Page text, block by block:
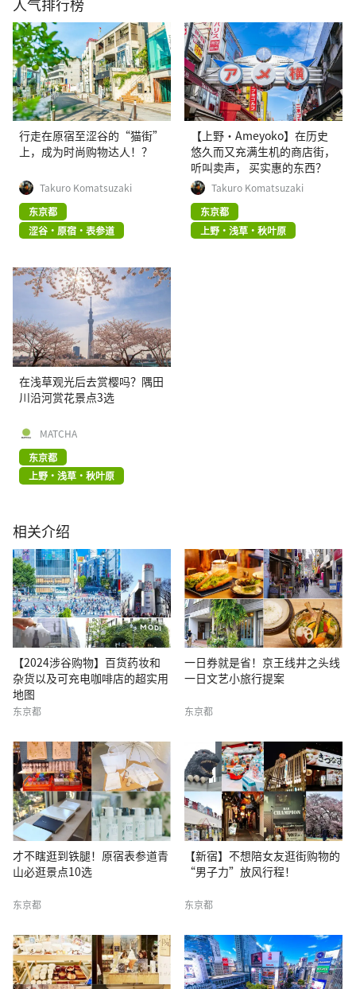
行走在原宿至涩谷的“猫街”
上，成为时尚购物达人！？
Takuro Komatsuzaki
东京都
涩谷・原宿・表参道
【上野·Ameyoko】在历史
悠久而又充满生机的商店街，
听叫卖声， 买实惠的东西？
Takuro Komatsuzaki
东京都
上野・浅草・秋叶原
在浅草观光后去赏樱吗？隅田
川沿河赏花景点3选
MATCHA
东京都
上野・浅草・秋叶原
相关介绍
【2024涉谷购物】百货药妆和
杂货以及可充电咖啡店的超实用
地图
东京都
一日券就是省！京王线井之头线
一日文艺小旅行提案
东京都
才不瞎逛到铁腿！原宿表参道青
山必逛景点10选
东京都
【新宿】不想陪女友逛街购物的
“男子力”放风行程！
东京都